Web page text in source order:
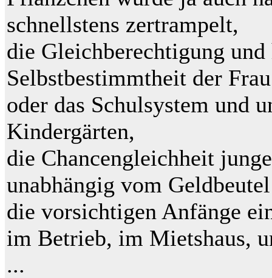
schnellstens zertrampelt,
die Gleichberechtigung und
Selbstbestimmtheit der
oder das Schulsystem und
Kindergärten,
die Chancengleichheit
unabhängig vom
die vorsichtigen Anfänge
im Betrieb, im Mietshaus,
...